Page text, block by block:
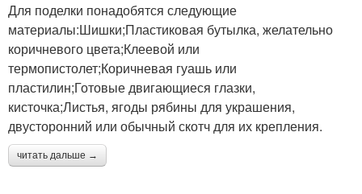
Для поделки понадобятся следующие
материалы:Шишки;Пластиковая бутылка, желательно
коричневого цвета;Клеевой или
термопистолет;Коричневая гуашь или
пластилин;Готовые двигающиеся глазки,
кисточка;Листья, ягоды рябины для украшения,
двусторонний или обычный скотч для их крепления.
читать дальше →